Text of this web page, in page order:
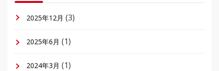
2025年12月 (3)
2025年6月 (1)
2024年3月 (1)